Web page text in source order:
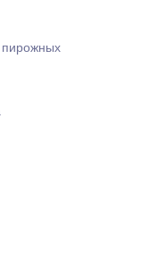
пирожных